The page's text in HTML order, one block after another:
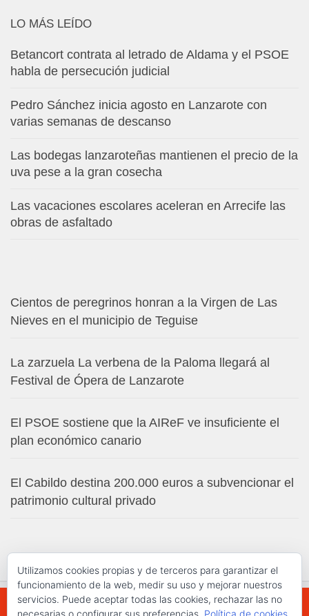
LO MÁS LEÍDO
Betancort contrata al letrado de Aldama y el PSOE
habla de persecución judicial
Pedro Sánchez inicia agosto en Lanzarote con
varias semanas de descanso
Las bodegas lanzaroteñas mantienen el precio de la
uva pese a la gran cosecha
Las vacaciones escolares aceleran en Arrecife las
obras de asfaltado
Cientos de peregrinos honran a la Virgen de Las
Nieves en el municipio de Teguise
La zarzuela La verbena de la Paloma llegará al
Festival de Ópera de Lanzarote
El PSOE sostiene que la AIReF ve insuficiente el
plan económico canario
El Cabildo destina 200.000 euros a subvencionar el
patrimonio cultural privado
Utilizamos cookies propias y de terceros para garantizar el
funcionamiento de la web, medir su uso y mejorar nuestros
servicios. Puede aceptar todas las cookies, rechazar las no
necesarias o configurar sus preferencias. Política de cookies